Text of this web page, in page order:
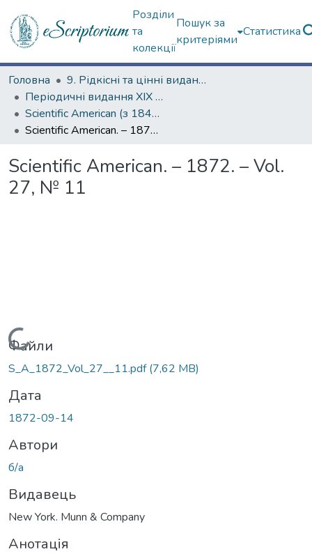
Розділи
та
колекції
Пошук за
критеріями
Статистика
Головна
9. Рідкісні та цінні видання
Періодичні видання ХІХ ст.
Scientific American (з 1845 р.)
Scientific American. – 1872. – Vol. 27, № 11
Scientific American. – 1872. – Vol.
27, № 11
Вантажиться...
Файли
S_A_1872_Vol_27__11.pdf(7,62 MB)
Дата
1872-09-14
Автори
б/а
Видавець
New York. Munn & Company
Анотація